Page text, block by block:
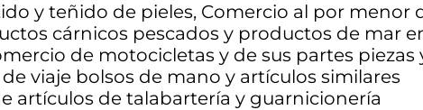
y teñido de pieles, Comercio al por menor
cárnicos pescados y productos de mar
de motocicletas y de sus partes piezas
viaje bolsos de mano y artículos similares
artículos de talabartería y guarnicionería